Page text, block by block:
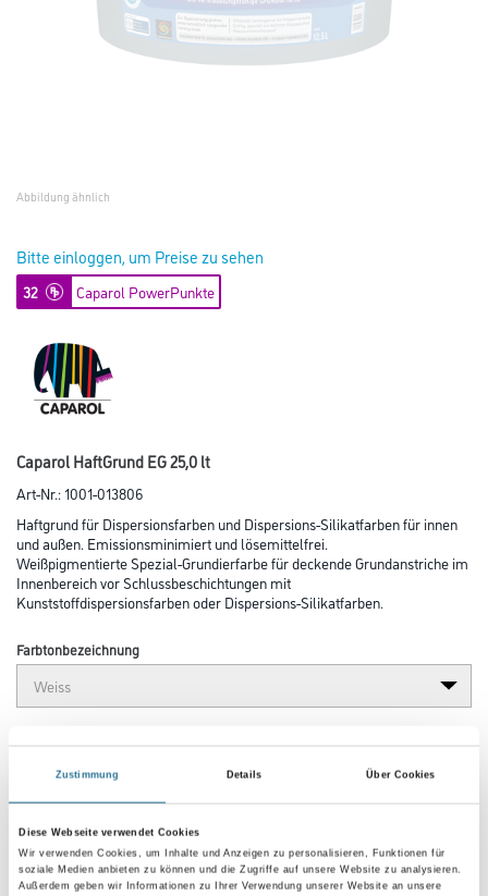
Zustimmung Details Über Cookies
Diese Webseite verwendet Cookies
Wir verwenden Cookies, um Inhalte und Anzeigen zu personalisieren, Funktionen für
soziale Medien anbieten zu können und die Zugriffe auf unsere Website zu analysieren.
Außerdem geben wir Informationen zu Ihrer Verwendung unserer Website an unsere
Abbildung ähnlich
Bitte einloggen, um Preise zu sehen
32 Caparol PowerPunkte
Caparol HaftGrund EG 25,0 lt
Art-Nr.:1001-013806
Haftgrund für Dispersionsfarben und Dispersions-Silikatfarben für innen
und außen. Emissionsminimiert und lösemittelfrei.
Weißpigmentierte Spezial-Grundierfarbe für deckende Grundanstriche im
Innenbereich vor Schlussbeschichtungen mit
Kunststoffdispersionsfarben oder Dispersions-Silikatfarben.
Farbtonbezeichnung